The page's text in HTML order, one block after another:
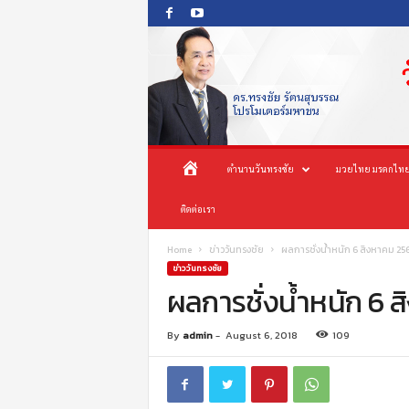
O
o
น้
า
ก
ตำนานวันทรงชัย มวยไทย มรดกไท
ติดต่อเรา
Home ข่าววันทรงชัย ผลการชั่งน้ำหนัก 6 สิงหาคม
ข่าววันทรงชัย
ผลการชั่งน้ำหนัก 6
By admin- August 6, 2018 109